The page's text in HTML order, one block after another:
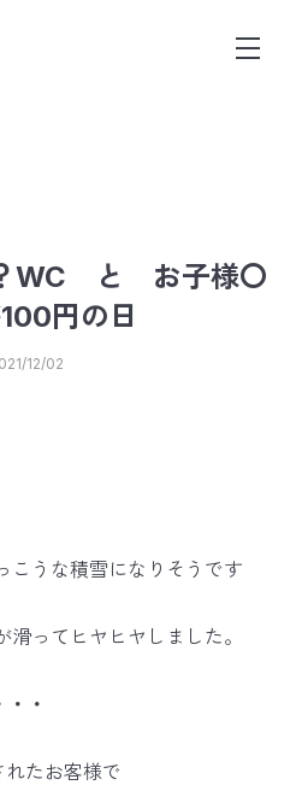
WC と お子様〇
円の日
12/02
こうな積雪になりそうです
ってヒヤヒヤしました。
・・・
たお客様で